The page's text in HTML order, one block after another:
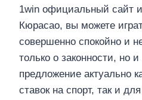
1win официальный сайт
Кюрасао, вы можете
совершенно спокойно и
только о законности, но
предложение актуально
ставок на спорт, так и